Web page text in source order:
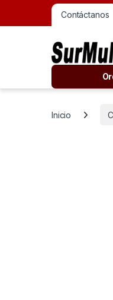
Contáctanos
Inicio